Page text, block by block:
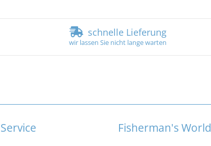
schnelle Lieferung
wir lassen Sie nicht lange warten
Fisherman's World